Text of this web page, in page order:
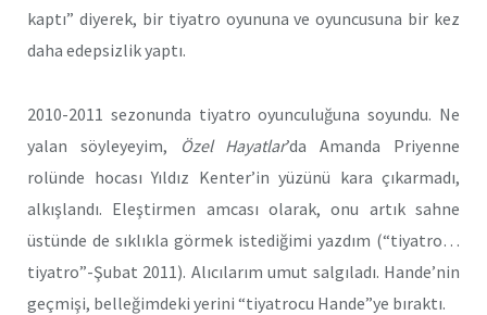
kaptı” diyerek, bir tiyatro oyununa ve oyuncusuna bir kez
daha edepsizlik yaptı.
2010-2011 sezonunda tiyatro oyunculuğuna soyundu. Ne
yalan söyleyeyim,
Özel Hayatlar’da Amanda Priyenne
rolünde hocası Yıldız Kenter’in yüzünü kara çıkarmadı,
alkışlandı. Eleştirmen amcası olarak, onu artık sahne
üstünde de sıklıkla görmek istediğimi yazdım (“tiyatro…
tiyatro”-Şubat 2011). Alıcılarım umut salgıladı. Hande’nin
geçmişi, belleğimdeki yerini “tiyatrocu Hande”ye bıraktı.